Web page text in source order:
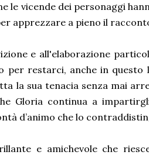
le vicende dei personaggi
apprezzare a pieno il
e all'elaborazione
per restarci, anche in questo
la sua tenacia senza mai
Gloria continua a
d’animo che lo
e amichevole che